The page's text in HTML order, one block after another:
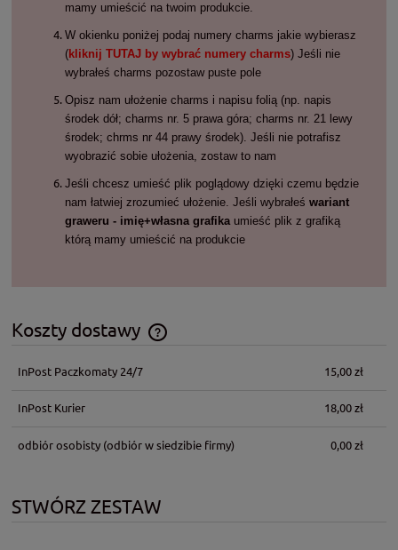
mamy umieścić na twoim produkcie.
W okienku poniżej podaj numery charms jakie wybierasz
(kliknij TUTAJ by wybrać numery charms) Jeśli nie
wybrałeś charms pozostaw puste pole
Opisz nam ułożenie charms i napisu folią (np. napis
środek dół; charms nr. 5 prawa góra; charms nr. 21 lewy
środek; chrms nr 44 prawy środek). Jeśli nie potrafisz
wyobrazić sobie ułożenia, zostaw to nam
Jeśli chcesz umieść plik poglądowy dzięki czemu będzie
nam łatwiej zrozumieć ułożenie. Jeśli wybrałeś wariant
graweru - imię+własna grafika umieść plik z grafiką
którą mamy umieścić na produkcie
Koszty dostawy
Cena nie zawiera ewentualnych kosztów płatności
InPost Paczkomaty 24/7 15,00 zł
InPost Kurier 18,00 zł
odbiór osobisty(odbiór w siedzibie firmy) 0,00 zł
STWÓRZ ZESTAW